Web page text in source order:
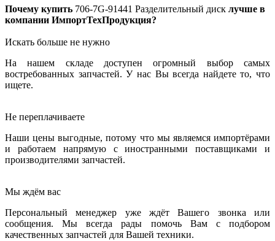
Почему купить 706-7G-91441 Разделительный диск лучше в
компании ИмпортТехПродукция?
Искать больше не нужно
На нашем складе доступен огромный выбор самых
востребованных запчастей. У нас Вы всегда найдете то, что
ищете.
Не переплачиваете
Наши цены выгодные, потому что мы являемся импортёрами
и работаем напрямую с иностранными поставщиками и
производителями запчастей.
Мы ждём вас
Персональный менеджер уже ждёт Вашего звонка или
сообщения. Мы всегда рады помочь Вам с подбором
качественных запчастей для Вашей техники.